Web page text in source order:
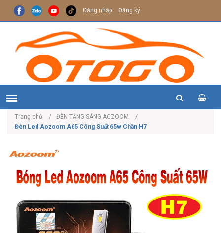
Đăng nhập Đăng ký
Trang chủ
ĐÈN TĂNG SÁNG AOZOOM
Đèn Led Aozoom A65 Công Suất 65w Chân H7